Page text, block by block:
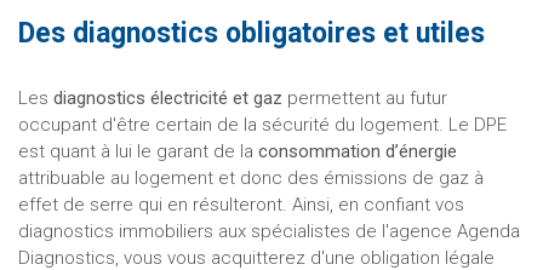
Des diagnostics obligatoires et utiles
Les diagnostics électricité et gaz permettent au futur
occupant d'être certain de la sécurité du logement. Le DPE
est quant à lui le garant de la consommation d’énergie
attribuable au logement et donc des émissions de gaz à
effet de serre qui en résulteront. Ainsi, en confiant vos
diagnostics immobiliers aux spécialistes de l'agence Agenda
Diagnostics, vous vous acquitterez d'une obligation légale